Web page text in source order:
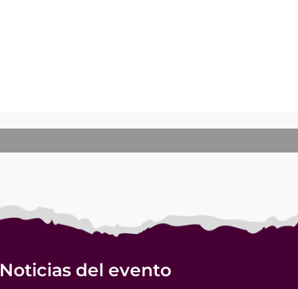
Noticias del evento